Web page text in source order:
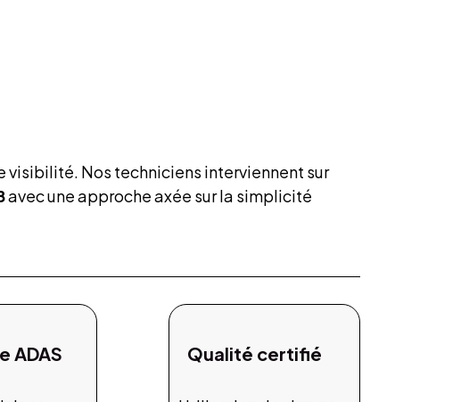
visibilité. Nos techniciens interviennent sur
avec une approche axée sur la simplicité
ADAS Qualité certifié